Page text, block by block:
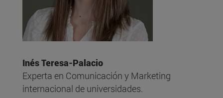
Inés Teresa-Palacio
Experta en Comunicación y Marketing
internacional de universidades.